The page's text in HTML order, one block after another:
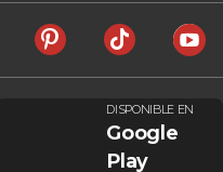
DISPONIBLE EN
Google
Play